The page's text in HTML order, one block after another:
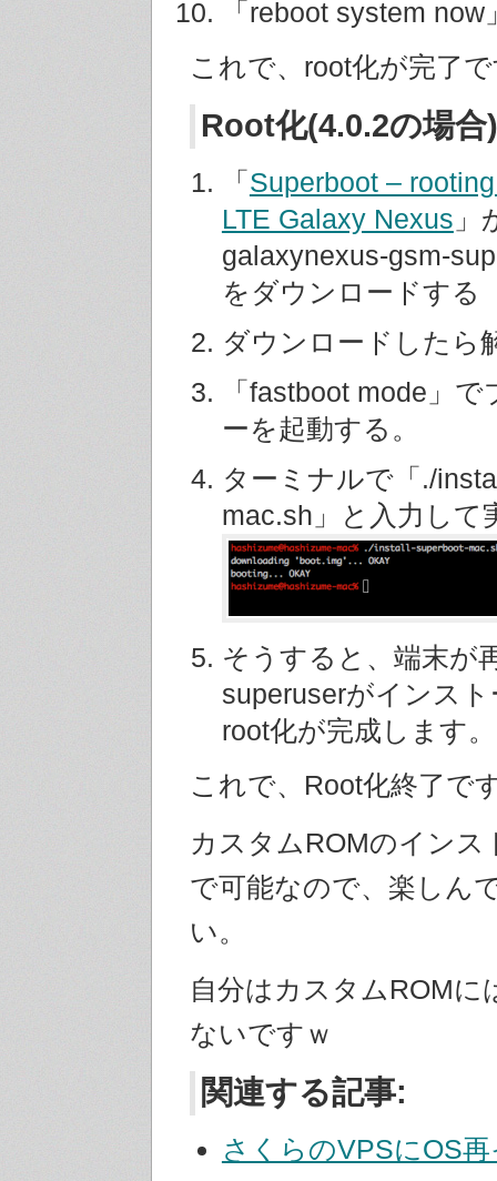
「reboot system
これで、root化が完了
Root化(4.0.2の場合)
「 Superboot –
LTE Galaxy Nexus 」
galaxynexus-gsm-
をダウンロードする
ダウンロードしたら
「fastboot mode」
ーを起動する。
ターミナルで「./
mac.sh」と入力して
そうすると、端末が
superuserがインス
root化が完成します。
これで、Root化終了で
カスタムROMのインス
で可能なので、楽しん
い。
自分はカスタムROMに
ないですｗ
関連する記事:
さくらのVPSにOS